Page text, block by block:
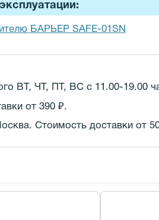
БАРЬЕР SAFE-01SN
ВТ, ЧТ, ПТ, ВС с 11.00-19.00
от 390 ₽.
Стоимость доставки от